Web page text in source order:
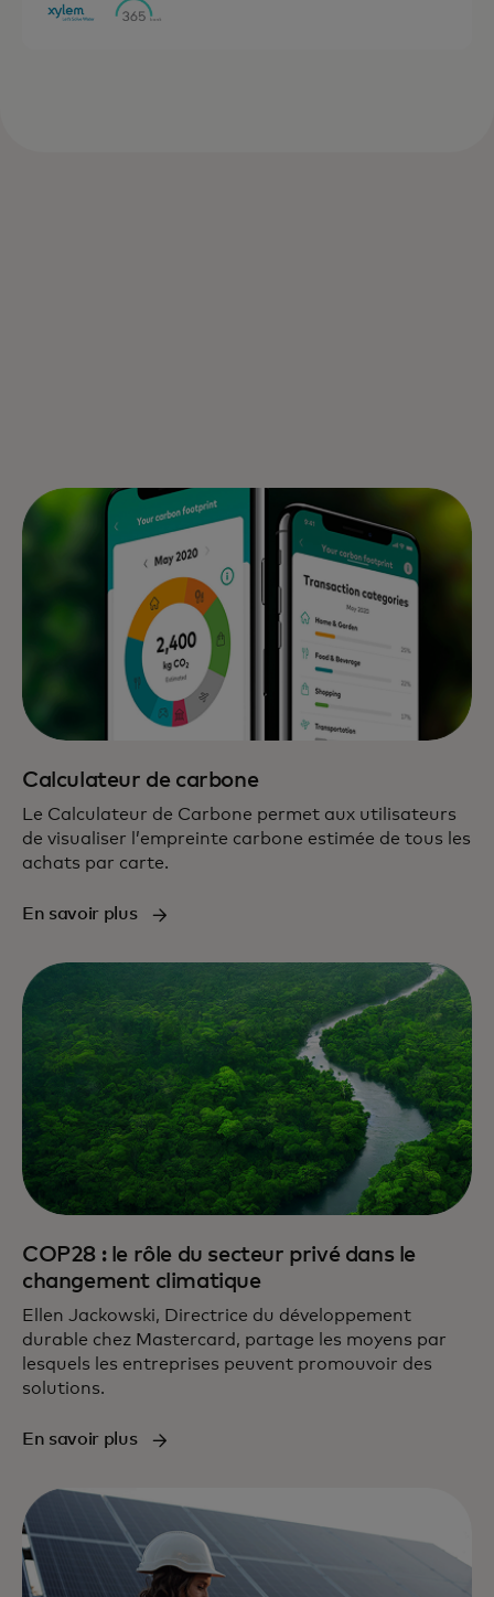
Calculateur de carbone
Le Calculateur de Carbone permet aux utilisateurs
de visualiser l’empreinte carbone estimée de tous les
achats par carte.
En savoir plus
COP28 : le rôle du secteur privé dans le
changement climatique
Ellen Jackowski, Directrice du développement
durable chez Mastercard, partage les moyens par
lesquels les entreprises peuvent promouvoir des
solutions.
En savoir plus